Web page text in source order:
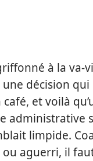
à la va-
décision qui
café, et voilà
administrative
limpide.
aguerri, il